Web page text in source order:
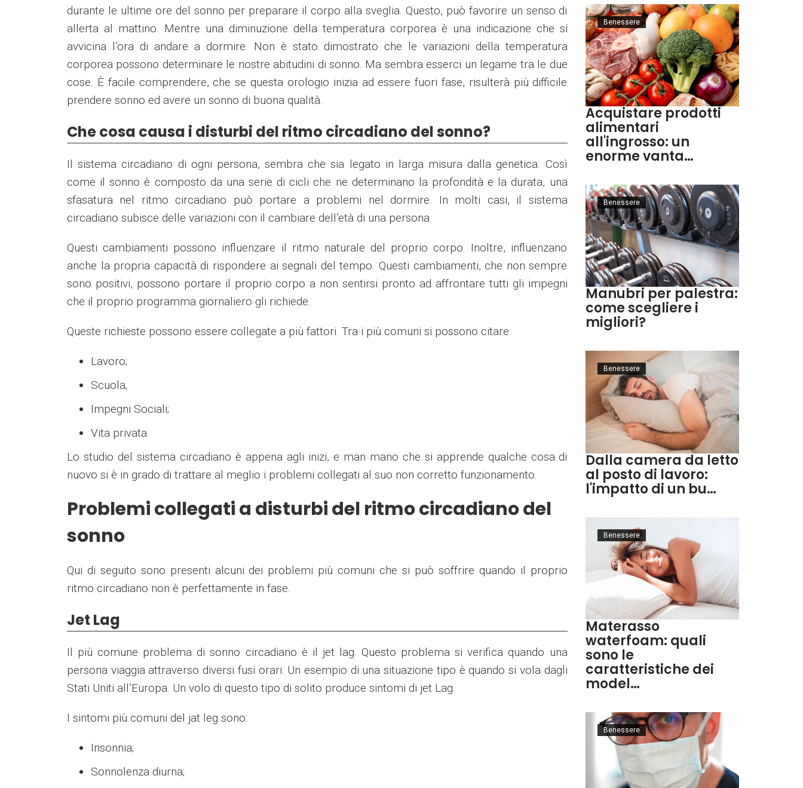
durante le ultime ore del sonno per preparare il corpo alla sveglia. Questo, può favorire un senso di
allerta al mattino. Mentre una diminuzione della temperatura corporea è una indicazione che si
avvicina l’ora di andare a dormire. Non è stato dimostrato che le variazioni della temperatura
corporea possono determinare le nostre abitudini di sonno. Ma sembra esserci un legame tra le due
cose. È facile comprendere, che se questa orologio inizia ad essere fuori fase, risulterà più difficile
prendere sonno ed avere un sonno di buona qualità.
Che cosa causa i disturbi del ritmo circadiano del sonno?
Il sistema circadiano di ogni persona, sembra che sia legato in larga misura dalla genetica. Così
come il sonno è composto da una serie di cicli che ne determinano la profondità e la durata, una
sfasatura nel ritmo circadiano può portare a problemi nel dormire. In molti casi, il sistema
circadiano subisce delle variazioni con il cambiare dell’età di una persona.
Questi cambiamenti possono influenzare il ritmo naturale del proprio corpo. Inoltre, influenzano
anche la propria capacità di rispondere ai segnali del tempo. Questi cambiamenti, che non sempre
sono positivi, possono portare il proprio corpo a non sentirsi pronto ad affrontare tutti gli impegni
che il proprio programma giornaliero gli richiede.
Queste richieste possono essere collegate a più fattori. Tra i più comuni si possono citare:
Lavoro;
Scuola;
Impegni Sociali;
Vita privata.
Lo studio del sistema circadiano è appena agli inizi, e man mano che si apprende qualche cosa di
nuovo si è in grado di trattare al meglio i problemi collegati al suo non corretto funzionamento.
Problemi collegati a disturbi del ritmo circadiano del
sonno
Qui di seguito sono presenti alcuni dei problemi più comuni che si può soffrire quando il proprio
ritmo circadiano non è perfettamente in fase.
Jet Lag
Il più comune problema di sonno circadiano è il jet lag. Questo problema si verifica quando una
persona viaggia attraverso diversi fusi orari. Un esempio di una situazione tipo è quando si vola dagli
Stati Uniti all’Europa. Un volo di questo tipo di solito produce sintomi di jet Lag.
I sintomi più comuni del jat leg sono:
Insonnia;
Sonnolenza diurna;
Acquistare prodotti
alimentari
all'ingrosso: un
enorme vanta…
Benessere
Manubri per palestra:
come scegliere i
migliori?
Benessere
Dalla camera da letto
al posto di lavoro:
l'impatto di un bu…
Benessere
Materasso
waterfoam: quali
sono le
caratteristiche dei
model…
Benessere
Benessere